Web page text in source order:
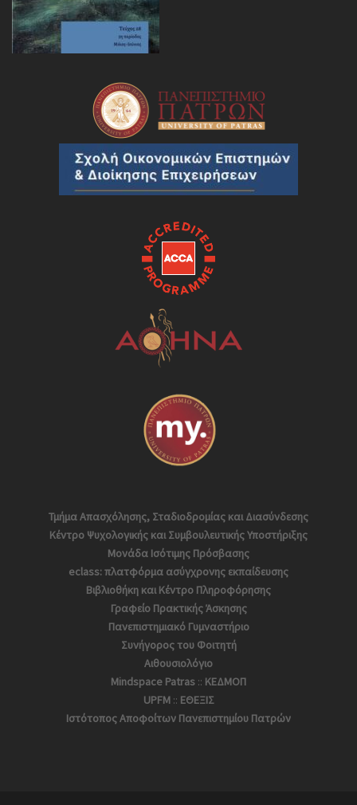
Τμήμα Απασχόλησης, Σταδιοδρομίας και Διασύνδεσης
Κέντρο Ψυχολογικής και Συμβουλευτικής Υποστήριξης
Μονάδα Ισότιμης Πρόσβασης
eclass: πλατφόρμα ασύγχρονης εκπαίδευσης
Βιβλιοθήκη και Κέντρο Πληροφόρησης
Γραφείο Πρακτικής Άσκησης
Πανεπιστημιακό Γυμναστήριο
Συνήγορος του Φοιτητή
Αιθουσιολόγιο
Mindspace Patras :: ΚΕΔΜΟΠ
UPFM:: ΕΘΕΞΙΣ
Ιστότοπος Αποφoίτων Πανεπιστημίου Πατρών